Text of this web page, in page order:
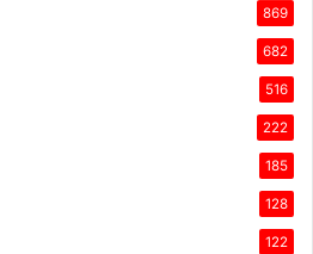
869
682
516
222
185
128
122